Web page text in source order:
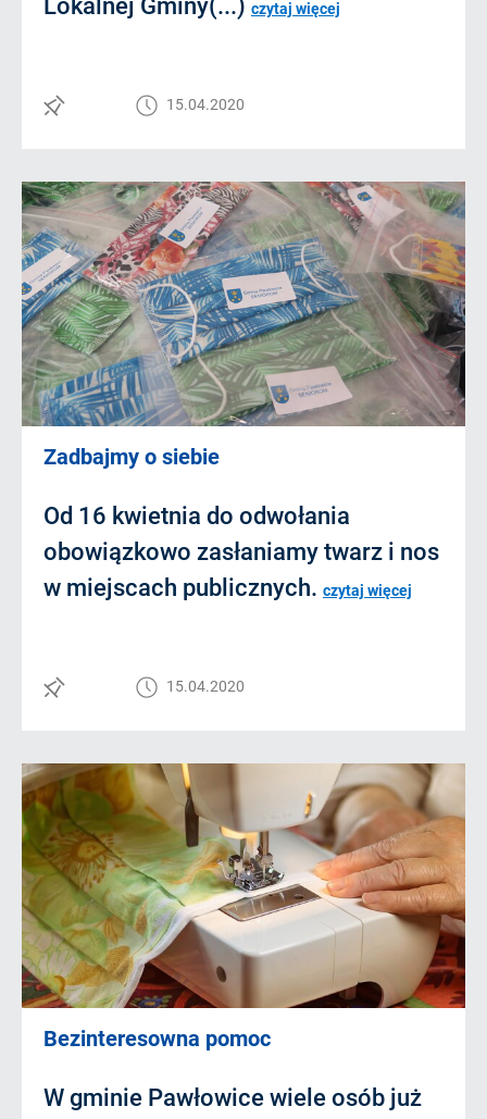
Lokalnej Gminy(...) czytaj więcej
15.04.2020
Zadbajmy o siebie
Od 16 kwietnia do odwołania
obowiązkowo zasłaniamy twarz i nos
w miejscach publicznych. czytaj więcej
15.04.2020
Bezinteresowna pomoc
W gminie Pawłowice wiele osób już